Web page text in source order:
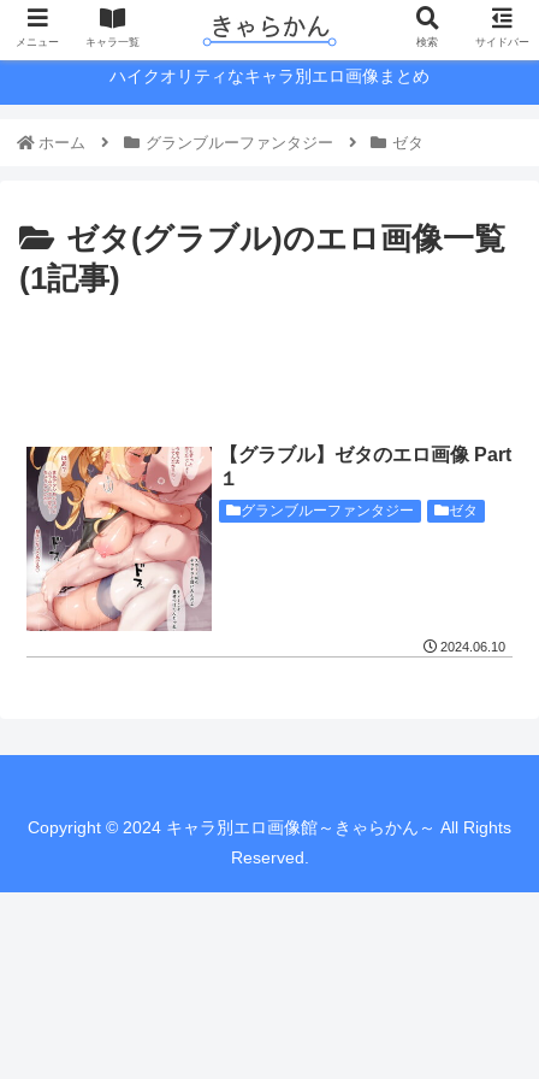
ハイクオリティなキャラ別エロ画像まとめ
ホーム グランブルーファンタジー ゼタ
ゼタ(グラブル)のエロ画像一覧
(1記事)
【グラブル】ゼタのエロ画像 Part
１
グランブルーファンタジー ゼタ
2024.06.10
Copyright © 2024 キャラ別エロ画像館～きゃらかん～ All Rights
Reserved.
メニュー キャラ一覧 検索 サイドバー